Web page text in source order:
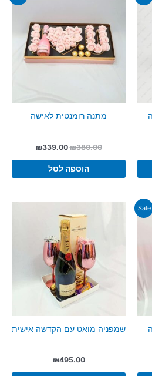
מתנה רומנטית לאישה
₪380.00
המחיר
היה:
₪339.00
המחיר
₪339.00.
הוספה לסל
Sale!
שמפניה מואט עם הקדשה אישית
₪495.00